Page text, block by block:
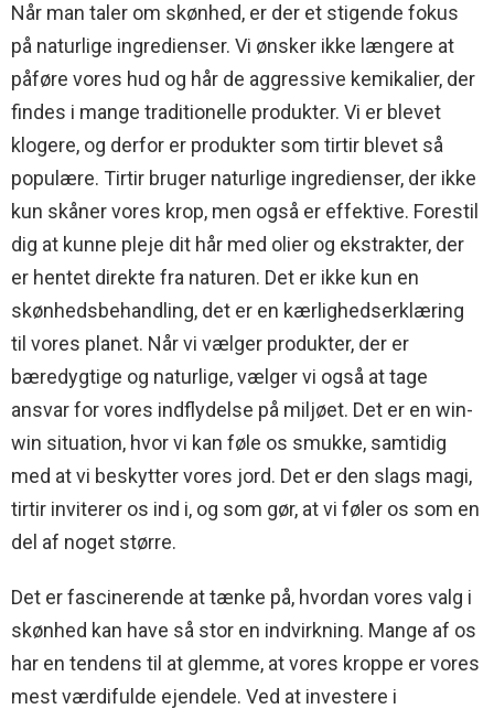
Når man taler om skønhed, er der et stigende fokus
på naturlige ingredienser. Vi ønsker ikke længere at
påføre vores hud og hår de aggressive kemikalier, der
findes i mange traditionelle produkter. Vi er blevet
klogere, og derfor er produkter som tirtir blevet så
populære. Tirtir bruger naturlige ingredienser, der ikke
kun skåner vores krop, men også er effektive. Forestil
dig at kunne pleje dit hår med olier og ekstrakter, der
er hentet direkte fra naturen. Det er ikke kun en
skønhedsbehandling, det er en kærlighedserklæring
til vores planet. Når vi vælger produkter, der er
bæredygtige og naturlige, vælger vi også at tage
ansvar for vores indflydelse på miljøet. Det er en win-
win situation, hvor vi kan føle os smukke, samtidig
med at vi beskytter vores jord. Det er den slags magi,
tirtir inviterer os ind i, og som gør, at vi føler os som en
del af noget større.
Det er fascinerende at tænke på, hvordan vores valg i
skønhed kan have så stor en indvirkning. Mange af os
har en tendens til at glemme, at vores kroppe er vores
mest værdifulde ejendele. Ved at investere i